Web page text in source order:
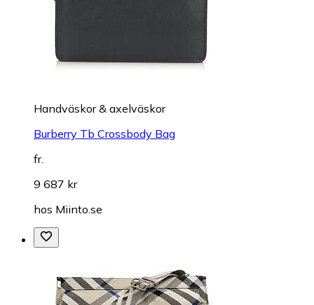
Handväskor & axelväskor
Burberry Tb Crossbody Bag
fr.
9 687 kr
hos Miinto.se